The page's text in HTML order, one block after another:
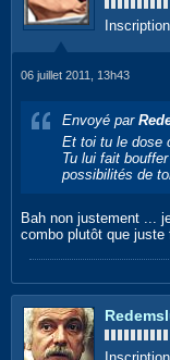
06 juillet 2011, 13h43
Envoyé par
Et toi tu le dose
Tu lui fait
possibilités de
Bah non justement ...
combo plutôt que